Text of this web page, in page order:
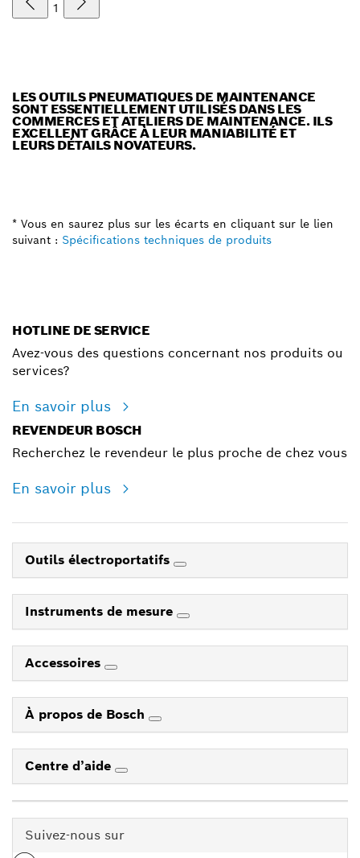
1
LES OUTILS PNEUMATIQUES DE MAINTENANCE
SONT ESSENTIELLEMENT UTILISÉS DANS LES
COMMERCES ET ATELIERS DE MAINTENANCE. ILS
EXCELLENT GRÂCE À LEUR MANIABILITÉ ET
LEURS DÉTAILS NOVATEURS.
* Vous en saurez plus sur les écarts en cliquant sur le lien
suivant : Spécifications techniques de produits
HOTLINE DE SERVICE
Avez-vous des questions concernant nos produits ou
services?
En savoir plus
REVENDEUR BOSCH
Recherchez le revendeur le plus proche de chez vous
En savoir plus
Outils électroportatifs
Instruments de mesure
Accessoires
À propos de Bosch
Centre d’aide
Suivez-nous sur